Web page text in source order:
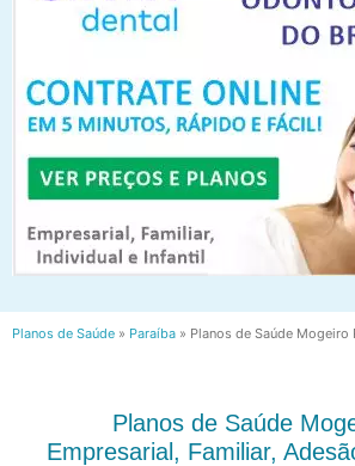
Planos de Saúde » Paraíba » Planos de Saúde Mogeiro
Planos de Saúde
Empresarial, Familiar,